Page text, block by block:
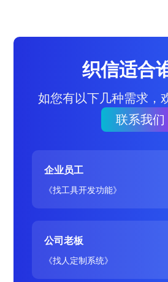
织信适合
如您有以下几种需求，
联系我们
企业员工
《找工具开发功能》
公司老板
《找人定制系统》